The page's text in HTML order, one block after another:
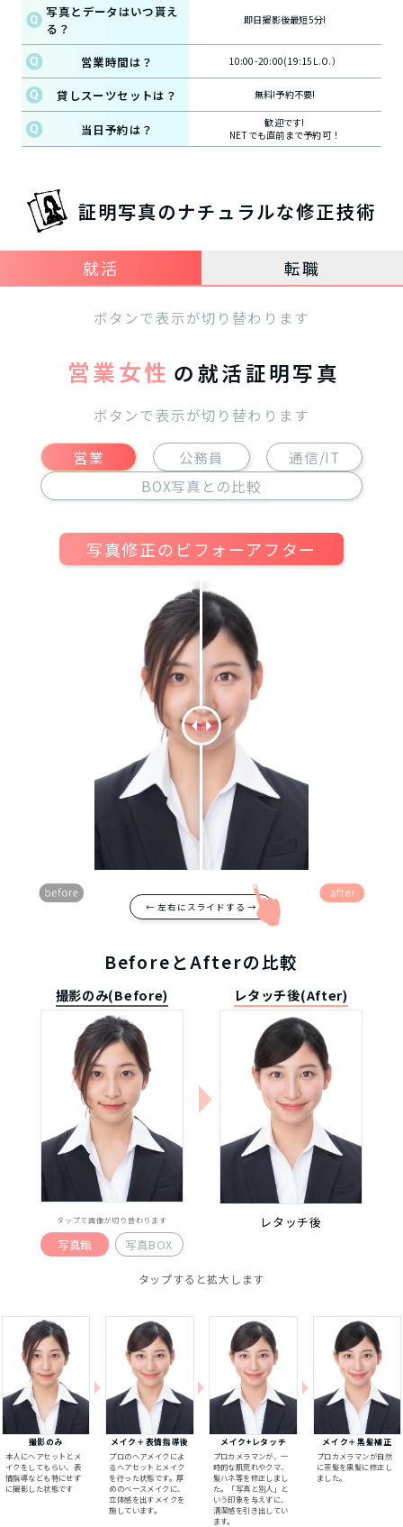
写真とデータはいつ貰え
る？
即日撮影後最短5分!
営業時間は？ 10:00-20:00(19:15L.O.）
貸しスーツセットは？ 無料!予約不要!
当日予約は？
歓迎です!
NETでも直前まで予約可！
証明写真のナチュラルな修正技術
就活 転職
ボタンで表示が切り替わります
営業女性 の就活証明写真
ボタンで表示が切り替わります
営業 公務員
通信/IT
BOX写真との比較
写真修正のビフォーアフター
← 左右にスライドする →
BeforeとAfterの比較
撮影のみ(Before)
タップで画像が切り替わります
写真館 写真BOX
レタッチ後(After)
レタッチ後
タップすると拡大します
撮影のみ
本人にヘアセットとメ
イクをしてもらい、表
情指導なども特にせず
に撮影した状態です
メイク＋表情指導後
プロのヘアメイクによ
るヘアセットとメイク
を行った状態です。厚
めのベースメイクに、
立体感を出すメイクを
施しています。
メイク+レタッチ
プロカメラマンが、一
時的な肌荒れやクマ、
髪ハネ等を修正しまし
た。「写真と別人」と
いう印象を与えずに、
清潔感を引き出してい
ます。
メイク＋黒髪補正
プロカメラマンが自然
に茶髪を黒髪に修正し
ました。